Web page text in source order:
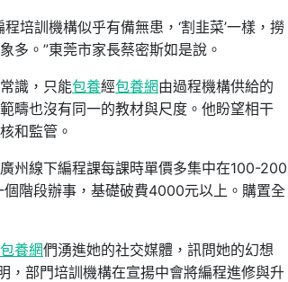
培訓機構似乎有備無患，‘割韭菜’一樣，撈
多。”東莞市家長蔡密斯如是說。
識，只能包養經包養網由過程機構供給的
疇也沒有同一的教材與尺度。他盼望相干
和監管。
州線下編程課每課時單價多集中在100-200
階段辦事，基礎破費4000元以上。購置全
包養網們湧進她的社交媒體，訊問她的幻想
，部門培訓機構在宣揚中會將編程進修與升